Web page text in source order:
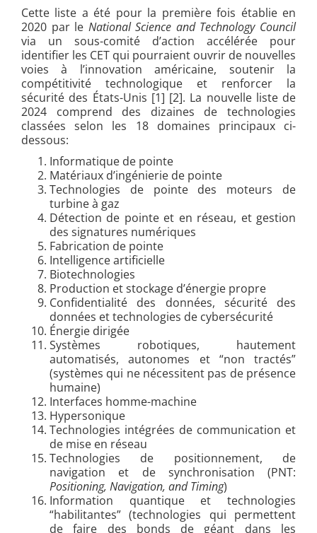
Cette liste a été pour la première fois établie en
2020 par le National Science and Technology Council
via un sous-comité d’action accélérée pour
identifier les CET qui pourraient ouvrir de nouvelles
voies à l’innovation américaine, soutenir la
compétitivité technologique et renforcer la
sécurité des États-Unis [1] [2]. La nouvelle liste de
2024 comprend des dizaines de technologies
classées selon les 18 domaines principaux ci-
dessous:
Informatique de pointe
Matériaux d’ingénierie de pointe
Technologies de pointe des moteurs de
turbine à gaz
Détection de pointe et en réseau, et gestion
des signatures numériques
Fabrication de pointe
Intelligence artificielle
Biotechnologies
Production et stockage d’énergie propre
Confidentialité des données, sécurité des
données et technologies de cybersécurité
Énergie dirigée
Systèmes robotiques, hautement
automatisés, autonomes et “non tractés”
(systèmes qui ne nécessitent pas de présence
humaine)
Interfaces homme-machine
Hypersonique
Technologies intégrées de communication et
de mise en réseau
Technologies de positionnement, de
navigation et de synchronisation (PNT:
Positioning, Navigation, and Timing)
Information quantique et technologies
“habilitantes” (technologies qui permettent
de faire des bonds de géant dans les